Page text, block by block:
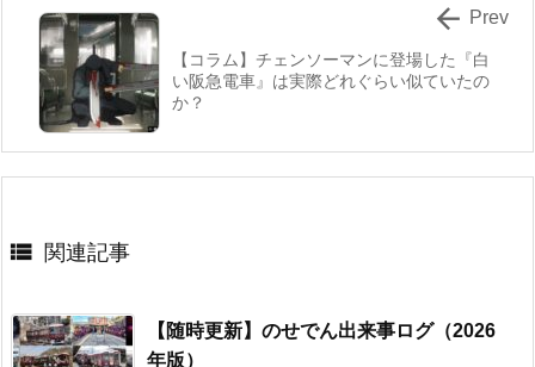
【コラム】チェンソーマンに登場した『白
い阪急電車』は実際どれぐらい似ていたの
か？
 Prev
 関連記事
【随時更新】のせでん出来事ログ（2026
年版）